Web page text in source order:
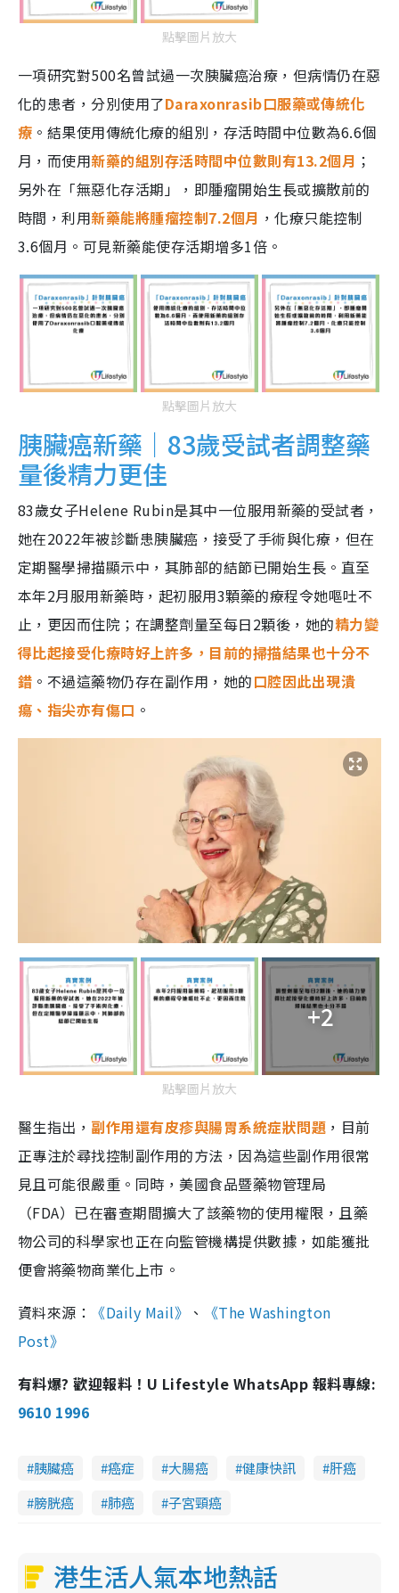
點擊圖片放大
一項研究對500名曾試過一次胰臟癌治療，但病情仍在惡
化的患者，分別使用了Daraxonrasib口服藥或傳統化
療 。結果使用傳統化療的組別，存活時間中位數為6.6個
月，而使用新藥的組別存活時間中位數則有13.2個月 ；
另外在「無惡化存活期」，即腫瘤開始生長或擴散前的
時間，利用新藥能將腫瘤控制7.2個月 ，化療只能控制
3.6個月。可見新藥能使存活期增多1倍。
點擊圖片放大
胰臟癌新藥｜83歲受試者調整藥
量後精力更佳
83歲女子Helene Rubin是其中一位服用新藥的受試者，
她在2022年被診斷患胰臟癌，接受了手術與化療，但在
定期醫學掃描顯示中，其肺部的結節已開始生長。直至
本年2月服用新藥時，起初服用3顆藥的療程令她嘔吐不
止，更因而住院；在調整劑量至每日2顆後，她的精力變
得比起接受化療時好上許多，目前的掃描結果也十分不
錯 。不過這藥物仍存在副作用，她的口腔因此出現潰
瘍、指尖亦有傷口 。
+2
點擊圖片放大
醫生指出， 副作用還有皮疹與腸胃系統症狀問題 ，目前
正專注於尋找控制副作用的方法，因為這些副作用很常
見且可能很嚴重。同時，美國食品暨藥物管理局
（FDA）已在審查期間擴大了該藥物的使用權限，且藥
物公司的科學家也正在向監管機構提供數據，如能獲批
便會將藥物商業化上市。
資料來源： 《Daily Mail》 、
《The Washington
Post》
有料爆? 歡迎報料！U Lifestyle WhatsApp 報料專線:
9610 1996
胰臟癌 癌症 大腸癌 健康快訊
肝癌
膀胱癌
肺癌 子宮頸癌
港生活人氣本地熱話